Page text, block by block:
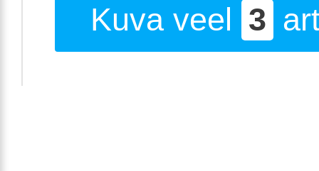
Kuva veel 3